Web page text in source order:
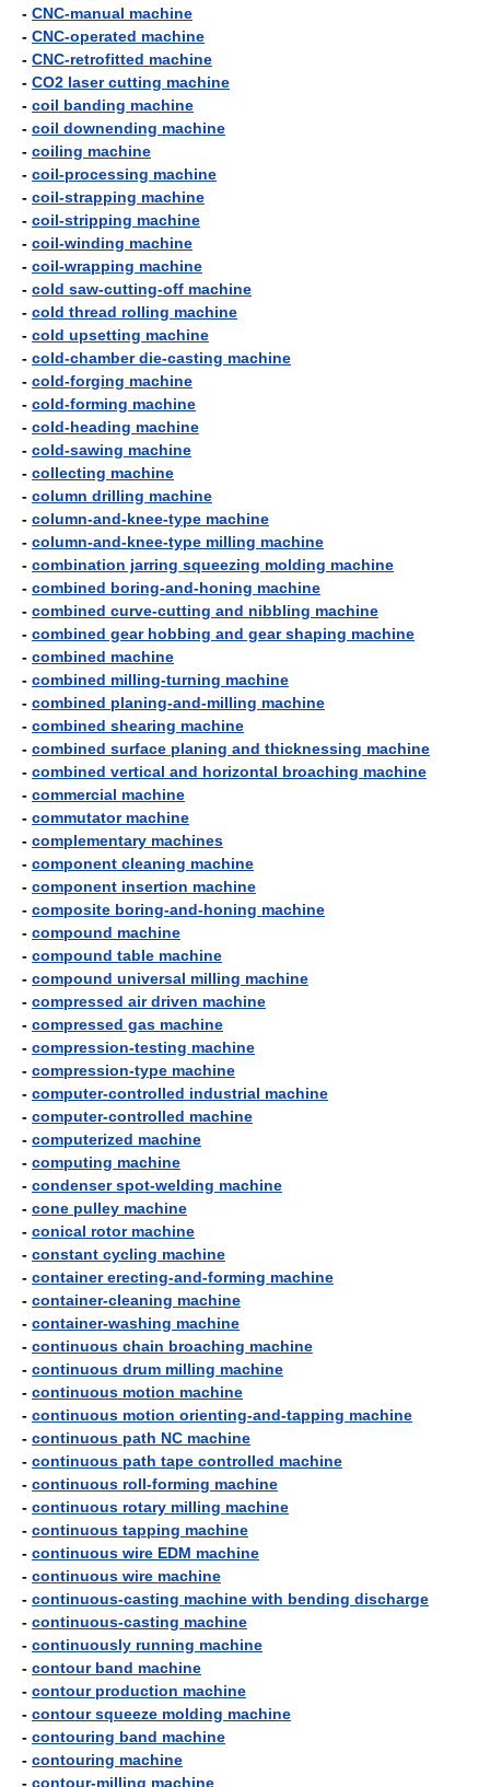
- CNC-manual machine
- CNC-operated machine
- CNC-retrofitted machine
- CO2 laser cutting machine
- coil banding machine
- coil downending machine
- coiling machine
- coil-processing machine
- coil-strapping machine
- coil-stripping machine
- coil-winding machine
- coil-wrapping machine
- cold saw-cutting-off machine
- cold thread rolling machine
- cold upsetting machine
- cold-chamber die-casting machine
- cold-forging machine
- cold-forming machine
- cold-heading machine
- cold-sawing machine
- collecting machine
- column drilling machine
- column-and-knee-type machine
- column-and-knee-type milling machine
- combination jarring squeezing molding machine
- combined boring-and-honing machine
- combined curve-cutting and nibbling machine
- combined gear hobbing and gear shaping machine
- combined machine
- combined milling-turning machine
- combined planing-and-milling machine
- combined shearing machine
- combined surface planing and thicknessing machine
- combined vertical and horizontal broaching machine
- commercial machine
- commutator machine
- complementary machines
- component cleaning machine
- component insertion machine
- composite boring-and-honing machine
- compound machine
- compound table machine
- compound universal milling machine
- compressed air driven machine
- compressed gas machine
- compression-testing machine
- compression-type machine
- computer-controlled industrial machine
- computer-controlled machine
- computerized machine
- computing machine
- condenser spot-welding machine
- cone pulley machine
- conical rotor machine
- constant cycling machine
- container erecting-and-forming machine
- container-cleaning machine
- container-washing machine
- continuous chain broaching machine
- continuous drum milling machine
- continuous motion machine
- continuous motion orienting-and-tapping machine
- continuous path NC machine
- continuous path tape controlled machine
- continuous roll-forming machine
- continuous rotary milling machine
- continuous tapping machine
- continuous wire EDM machine
- continuous wire machine
- continuous-casting machine with bending discharge
- continuous-casting machine
- continuously running machine
- contour band machine
- contour production machine
- contour squeeze molding machine
- contouring band machine
- contouring machine
- contour-milling machine